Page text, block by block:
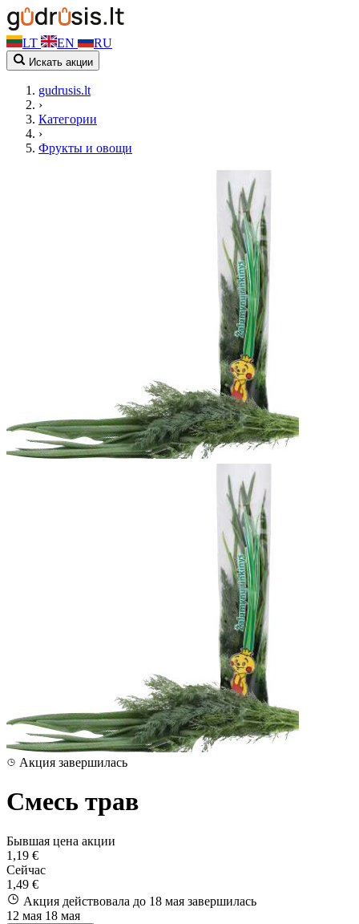
LT EN RU
Искать акции
gudrusis.lt
›
Категории
›
Фрукты и овощи
Акция завершилась
Смесь трав
Бывшая цена акции
1,19 €
Сейчас
1,49 €
Акция действовала до 18 мая завершилась
12 мая 18 мая